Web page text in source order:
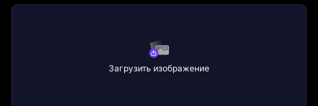
Загрузить изображение